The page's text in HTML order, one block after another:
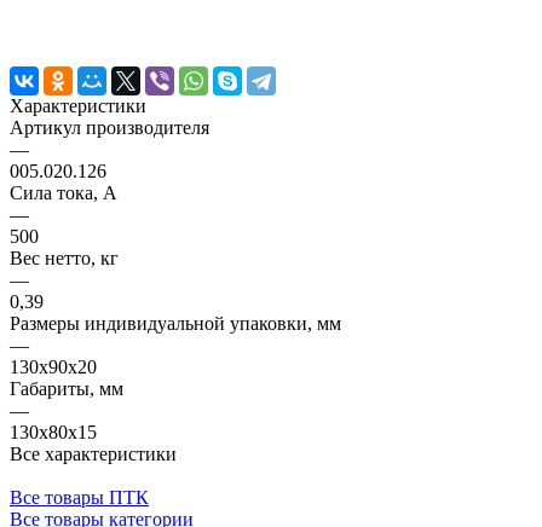
Характеристики
Артикул производителя
—
005.020.126
Сила тока, А
—
500
Вес нетто, кг
—
0,39
Размеры индивидуальной упаковки, мм
—
130х90х20
Габариты, мм
—
130х80х15
Все характеристики
Все товары ПТК
Все товары категории